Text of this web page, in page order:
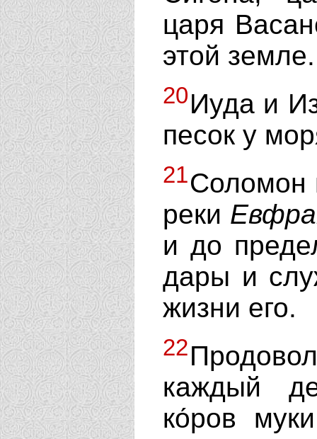
царя
этой земле.
20Иуда и
песок у
21Соломон
реки
и до
дары и
жизни его.
22
каждый
ко́ров